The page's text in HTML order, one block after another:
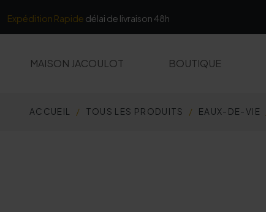
Expédition Rapide délai de livraison 48h
MAISON JACOULOT BOUTIQUE
ACCUEIL TOUS LES PRODUITS EAUX-DE-VIE